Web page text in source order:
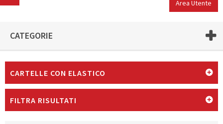
Area Utente
CATEGORIE
CARTELLE CON ELASTICO
FILTRA RISULTATI